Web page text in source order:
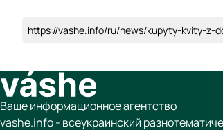
https://vashe.info/ru/news/kupyty-kvity-z-
Ваше информационное агентство
vashe.info - всеукраинский